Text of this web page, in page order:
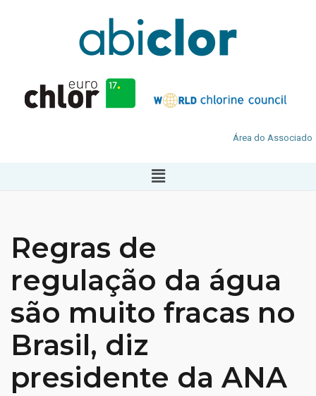
Área do Associado
Regras de
regulação da água
são muito fracas no
Brasil, diz
presidente da ANA